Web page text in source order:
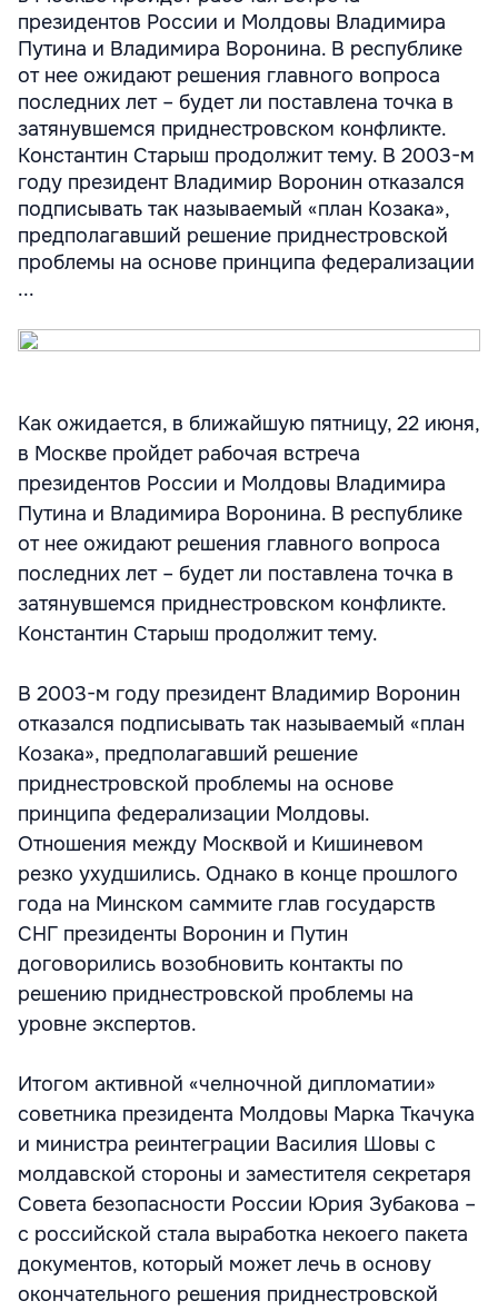
президентов России и Молдовы Владимира
Путина и Владимира Воронина. В республике
от нее ожидают решения главного вопроса
последних лет – будет ли поставлена точка в
затянувшемся приднестровском конфликте.
Константин Старыш продолжит тему. В 2003-м
году президент Владимир Воронин отказался
подписывать так называемый «план Козака»,
предполагавший решение приднестровской
проблемы на основе принципа федерализации
...
Как ожидается, в ближайшую пятницу, 22 июня,
в Москве пройдет рабочая встреча
президентов России и Молдовы Владимира
Путина и Владимира Воронина. В республике
от нее ожидают решения главного вопроса
последних лет – будет ли поставлена точка в
затянувшемся приднестровском конфликте.
Константин Старыш продолжит тему.
В 2003-м году президент Владимир Воронин
отказался подписывать так называемый «план
Козака», предполагавший решение
приднестровской проблемы на основе
принципа федерализации Молдовы.
Отношения между Москвой и Кишиневом
резко ухудшились. Однако в конце прошлого
года на Минском саммите глав государств
СНГ президенты Воронин и Путин
договорились возобновить контакты по
решению приднестровской проблемы на
уровне экспертов.
Итогом активной «челночной дипломатии»
советника президента Молдовы Марка Ткачука
и министра реинтеграции Василия Шовы с
молдавской стороны и заместителя секретаря
Совета безопасности России Юрия Зубакова –
с российской стала выработка некоего пакета
документов, который может лечь в основу
окончательного решения приднестровской